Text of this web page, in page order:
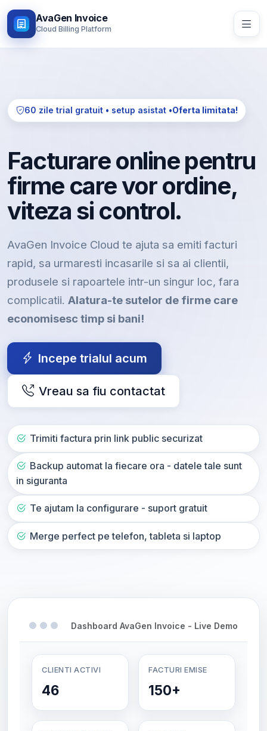
AvaGen Invoice
Cloud Billing Platform
60 zile trial gratuit • setup asistat •Oferta limitata!
Facturare online pentru
firme care vor ordine,
viteza si control.
AvaGen Invoice Cloud te ajuta sa emiti facturi
rapid, sa urmaresti incasarile si sa ai clientii,
produsele si rapoartele intr-un singur loc, fara
complicatii. Alatura-te sutelor de firme care
economisesc timp si bani!
Incepe trialul acum
Vreau sa fiu contactat
Trimiti factura prin link public securizat
Backup automat la fiecare ora - datele tale sunt
in siguranta
Te ajutam la configurare - suport gratuit
Merge perfect pe telefon, tableta si laptop
Dashboard AvaGen Invoice - Live Demo
CLIENTI ACTIVI
46
FACTURI EMISE
150+